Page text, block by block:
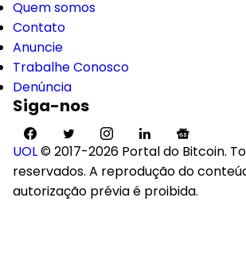
Quem somos
Contato
Anuncie
Trabalhe Conosco
Denúncia
Siga-nos
UOL© 2017-2026 Portal do Bitcoin.
reservados. A reprodução do
autorização prévia é proibida.